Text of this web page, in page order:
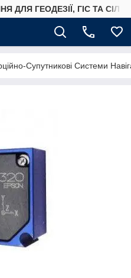
ДЛЯ ГЕОДЕЗІЇ, ГІС ТА
Супутникові Системи